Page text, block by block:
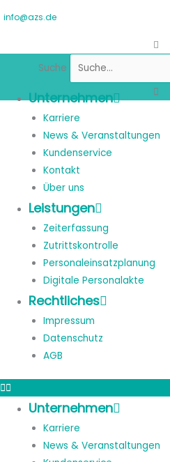
info@azs.de
Suche
Unternehmen
Karriere
News & Veranstaltungen
Kundenservice
Kontakt
Über uns
Leistungen
Zeiterfassung
Zutrittskontrolle
Personaleinsatzplanung
Digitale Personalakte
Rechtliches
Impressum
Datenschutz
AGB
Unternehmen
Karriere
News & Veranstaltungen